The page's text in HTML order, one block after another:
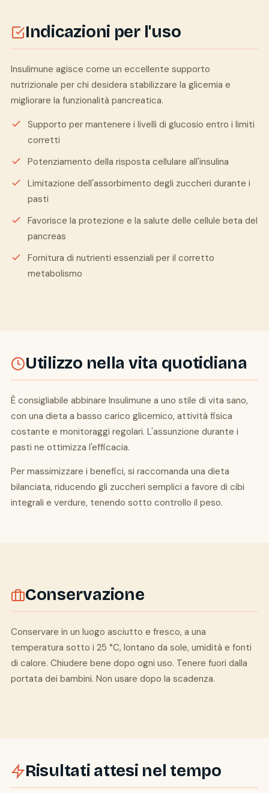
Indicazioni per l'uso
Insulimune agisce come un eccellente supporto
nutrizionale per chi desidera stabilizzare la glicemia e
migliorare la funzionalità pancreatica.
Supporto per mantenere i livelli di glucosio entro i limiti
corretti
Potenziamento della risposta cellulare all'insulina
Limitazione dell'assorbimento degli zuccheri durante i
pasti
Favorisce la protezione e la salute delle cellule beta del
pancreas
Fornitura di nutrienti essenziali per il corretto
metabolismo
Utilizzo nella vita quotidiana
È consigliabile abbinare Insulimune a uno stile di vita sano,
con una dieta a basso carico glicemico, attività fisica
costante e monitoraggi regolari. L'assunzione durante i
pasti ne ottimizza l'efficacia.
Per massimizzare i benefici, si raccomanda una dieta
bilanciata, riducendo gli zuccheri semplici a favore di cibi
integrali e verdure, tenendo sotto controllo il peso.
Conservazione
Conservare in un luogo asciutto e fresco, a una
temperatura sotto i 25 °C, lontano da sole, umidità e fonti
di calore. Chiudere bene dopo ogni uso. Tenere fuori dalla
portata dei bambini. Non usare dopo la scadenza.
Risultati attesi nel tempo